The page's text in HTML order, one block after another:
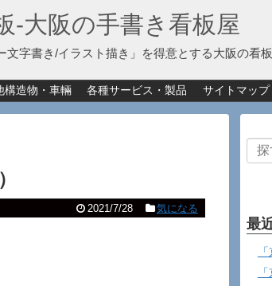
‐大阪の手書き看板屋
文字書き/イラスト描き」を得意とする大阪の看
構造物・車輛 各種サービス・製品 サイトマップ
2021/7/28 気になる
最